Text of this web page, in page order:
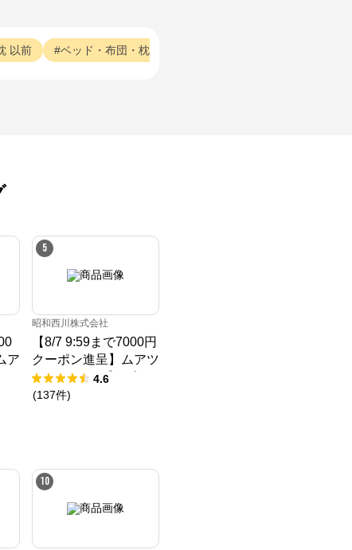
以前 ベッド・布団・枕
ア
5
昭和西川株式会社
【8/7 9:59まで7000円
クーポン進呈】ムアツ
マットレス プロ《90
日お試し対象》／Mu
4.6
(137件)
10